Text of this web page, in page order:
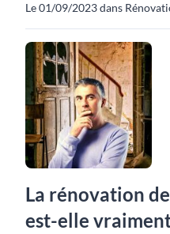
Le 01/09/2023 dans
La rénovation
est-elle